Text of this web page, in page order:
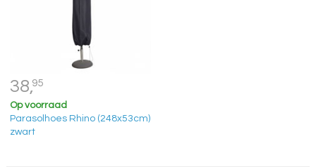
38,95
Op voorraad
Parasolhoes Rhino (248x53cm)
zwart